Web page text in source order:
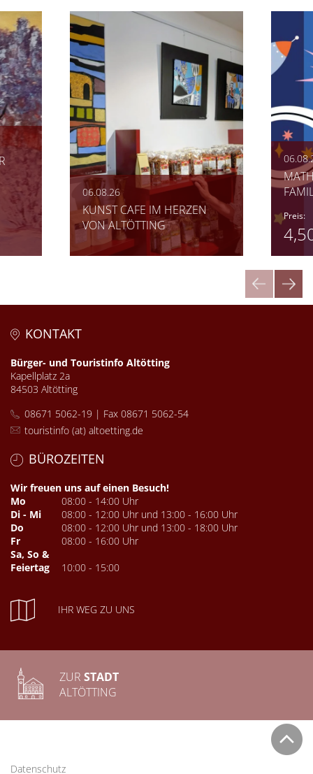
06.08.26
KUNST CAFE IM HERZEN
VON ALTÖTTING
Preis:
KONTAKT
Bürger- und Touristinfo Altötting
Kapellplatz 2a
84503 Altötting
08671 5062-19 | Fax 08671 5062-54
touristinfo (at) altoetting.de
BÜROZEITEN
Wir freuen uns auf einen Besuch!
Mo
08:00 - 14:00 Uhr
Di - Mi
08:00 - 12:00 Uhr und 13:00 - 16:00 Uhr
Do
08:00 - 12:00 Uhr und 13:00 - 18:00 Uhr
Fr
08:00 - 16:00 Uhr
Sa, So &
Feiertag
10:00 - 15:00
IHR WEG ZU UNS
ZUR STADT
ALTÖTTING
Datenschutz